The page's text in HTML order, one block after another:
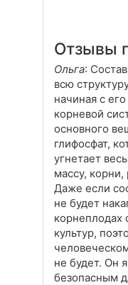
Отзывы
Ольга:
всю
начиная с
корневой
основного
глифосфат,
угнетает
массу,
Даже если
не будет
корнеплодах
культур,
не будет. Он
безопасным